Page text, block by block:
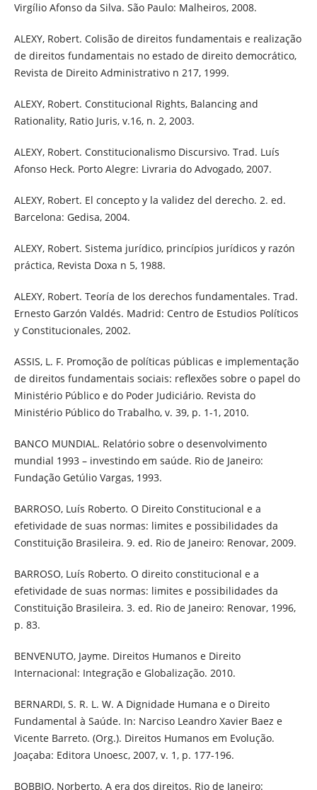
Virgílio Afonso da Silva. São Paulo: Malheiros, 2008.
ALEXY, Robert. Colisão de direitos fundamentais e realização
de direitos fundamentais no estado de direito democrático,
Revista de Direito Administrativo n 217, 1999.
ALEXY, Robert. Constitucional Rights, Balancing and
Rationality, Ratio Juris, v.16, n. 2, 2003.
ALEXY, Robert. Constitucionalismo Discursivo. Trad. Luís
Afonso Heck. Porto Alegre: Livraria do Advogado, 2007.
ALEXY, Robert. El concepto y la validez del derecho. 2. ed.
Barcelona: Gedisa, 2004.
ALEXY, Robert. Sistema jurídico, princípios jurídicos y razón
práctica, Revista Doxa n 5, 1988.
ALEXY, Robert. Teoría de los derechos fundamentales. Trad.
Ernesto Garzón Valdés. Madrid: Centro de Estudios Políticos
y Constitucionales, 2002.
ASSIS, L. F. Promoção de políticas públicas e implementação
de direitos fundamentais sociais: reflexões sobre o papel do
Ministério Público e do Poder Judiciário. Revista do
Ministério Público do Trabalho, v. 39, p. 1-1, 2010.
BANCO MUNDIAL. Relatório sobre o desenvolvimento
mundial 1993 – investindo em saúde. Rio de Janeiro:
Fundação Getúlio Vargas, 1993.
BARROSO, Luís Roberto. O Direito Constitucional e a
efetividade de suas normas: limites e possibilidades da
Constituição Brasileira. 9. ed. Rio de Janeiro: Renovar, 2009.
BARROSO, Luís Roberto. O direito constitucional e a
efetividade de suas normas: limites e possibilidades da
Constituição Brasileira. 3. ed. Rio de Janeiro: Renovar, 1996,
p. 83.
BENVENUTO, Jayme. Direitos Humanos e Direito
Internacional: Integração e Globalização. 2010.
BERNARDI, S. R. L. W. A Dignidade Humana e o Direito
Fundamental à Saúde. In: Narciso Leandro Xavier Baez e
Vicente Barreto. (Org.). Direitos Humanos em Evolução.
Joaçaba: Editora Unoesc, 2007, v. 1, p. 177-196.
BOBBIO, Norberto. A era dos direitos. Rio de Janeiro: